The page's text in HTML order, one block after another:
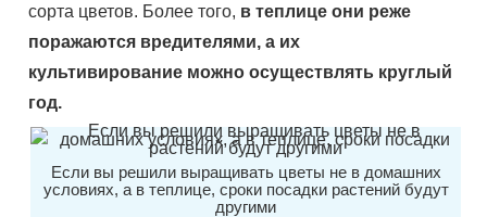
сорта цветов. Более того, в теплице они реже
поражаются вредителями, а их
культивирование можно осуществлять круглый
год.
Если вы решили выращивать цветы не в домашних
условиях, а в теплице, сроки посадки растений будут
другими